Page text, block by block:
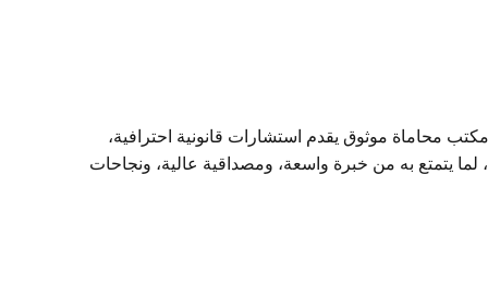
محاماة موثوق يقدم استشارات قانونية احترافية،
يتمتع به من خبرة واسعة، ومصداقية عالية، ونجاحات